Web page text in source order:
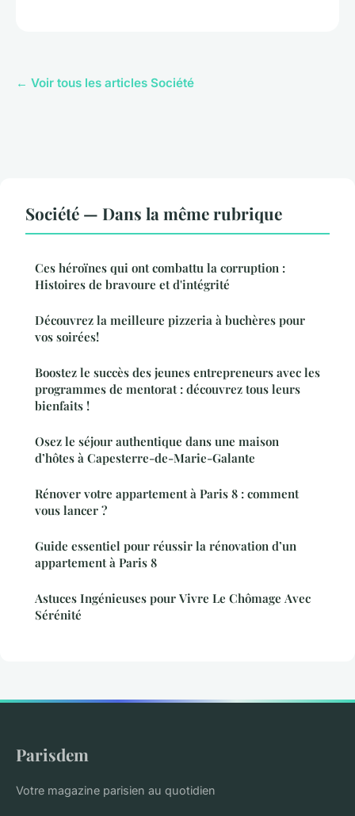
← Voir tous les articles Société
Société — Dans la même rubrique
Ces héroïnes qui ont combattu la corruption :
Histoires de bravoure et d'intégrité
Découvrez la meilleure pizzeria à buchères pour
vos soirées!
Boostez le succès des jeunes entrepreneurs avec les
programmes de mentorat : découvrez tous leurs
bienfaits !
Osez le séjour authentique dans une maison
d’hôtes à Capesterre-de-Marie-Galante
Rénover votre appartement à Paris 8 : comment
vous lancer ?
Guide essentiel pour réussir la rénovation d’un
appartement à Paris 8
Astuces Ingénieuses pour Vivre Le Chômage Avec
Sérénité
Parisdem
Votre magazine parisien au quotidien